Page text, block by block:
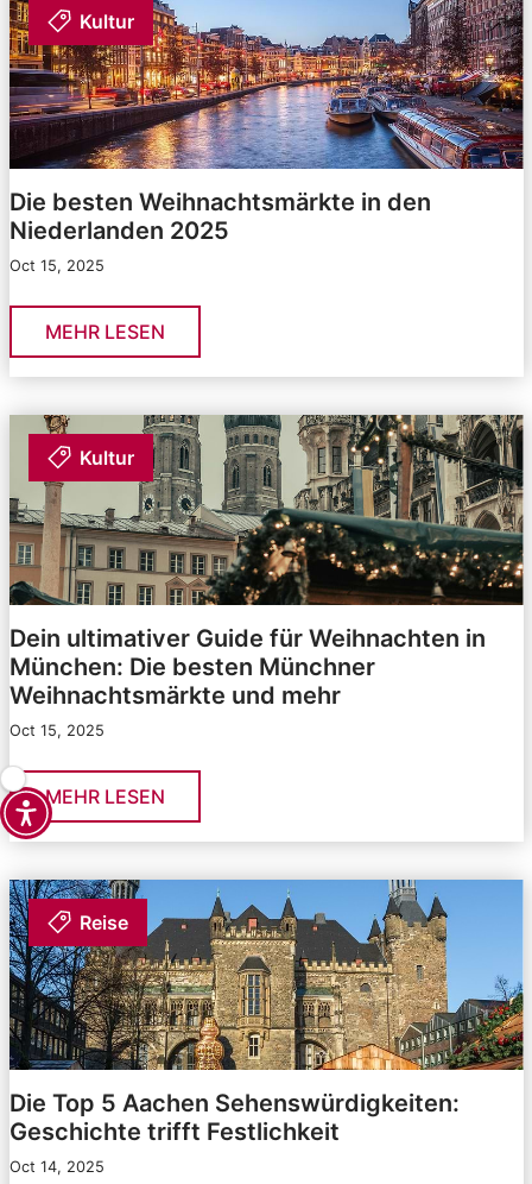
Kultur
Die besten Weihnachtsmärkte in den
Niederlanden 2025
Oct 15, 2025
MEHR LESEN
Kultur
Dein ultimativer Guide für Weihnachten in
München: Die besten Münchner
Weihnachtsmärkte und mehr
Oct 15, 2025
MEHR LESEN
Reise
Die Top 5 Aachen Sehenswürdigkeiten:
Geschichte trifft Festlichkeit
Oct 14, 2025